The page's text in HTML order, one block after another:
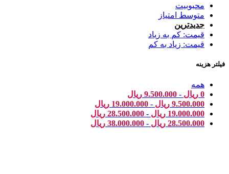
محبوبیت
متوسط امتیاز
جدیدترین
قیمت: کم به زیاد
قیمت: زیاد به کم
فیلتر هزینه
همه
0 ریال -
9.500.000 ریال
9.500.000 ریال -
19.000.000 ریال
19.000.000 ریال -
28.500.000 ریال
28.500.000 ریال -
38.000.000 ریال